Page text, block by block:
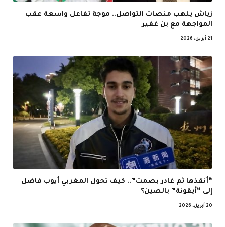
زياش يلهب منصات التواصل.. موجة تفاعل واسعة عقب
المواجهة مع بن غفير
21 أبريل، 2026
“أنقذها ثم غادر بصمت”.. كيف تحول المغربي أيوب فاضل
إلى “أيقونة” بالصين؟
20 أبريل، 2026